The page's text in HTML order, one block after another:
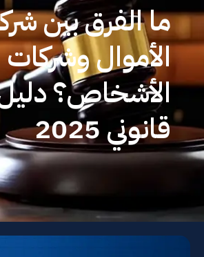
ما الفرق بين
الأموال وشركات
الأشخاص؟
قانوني 2025